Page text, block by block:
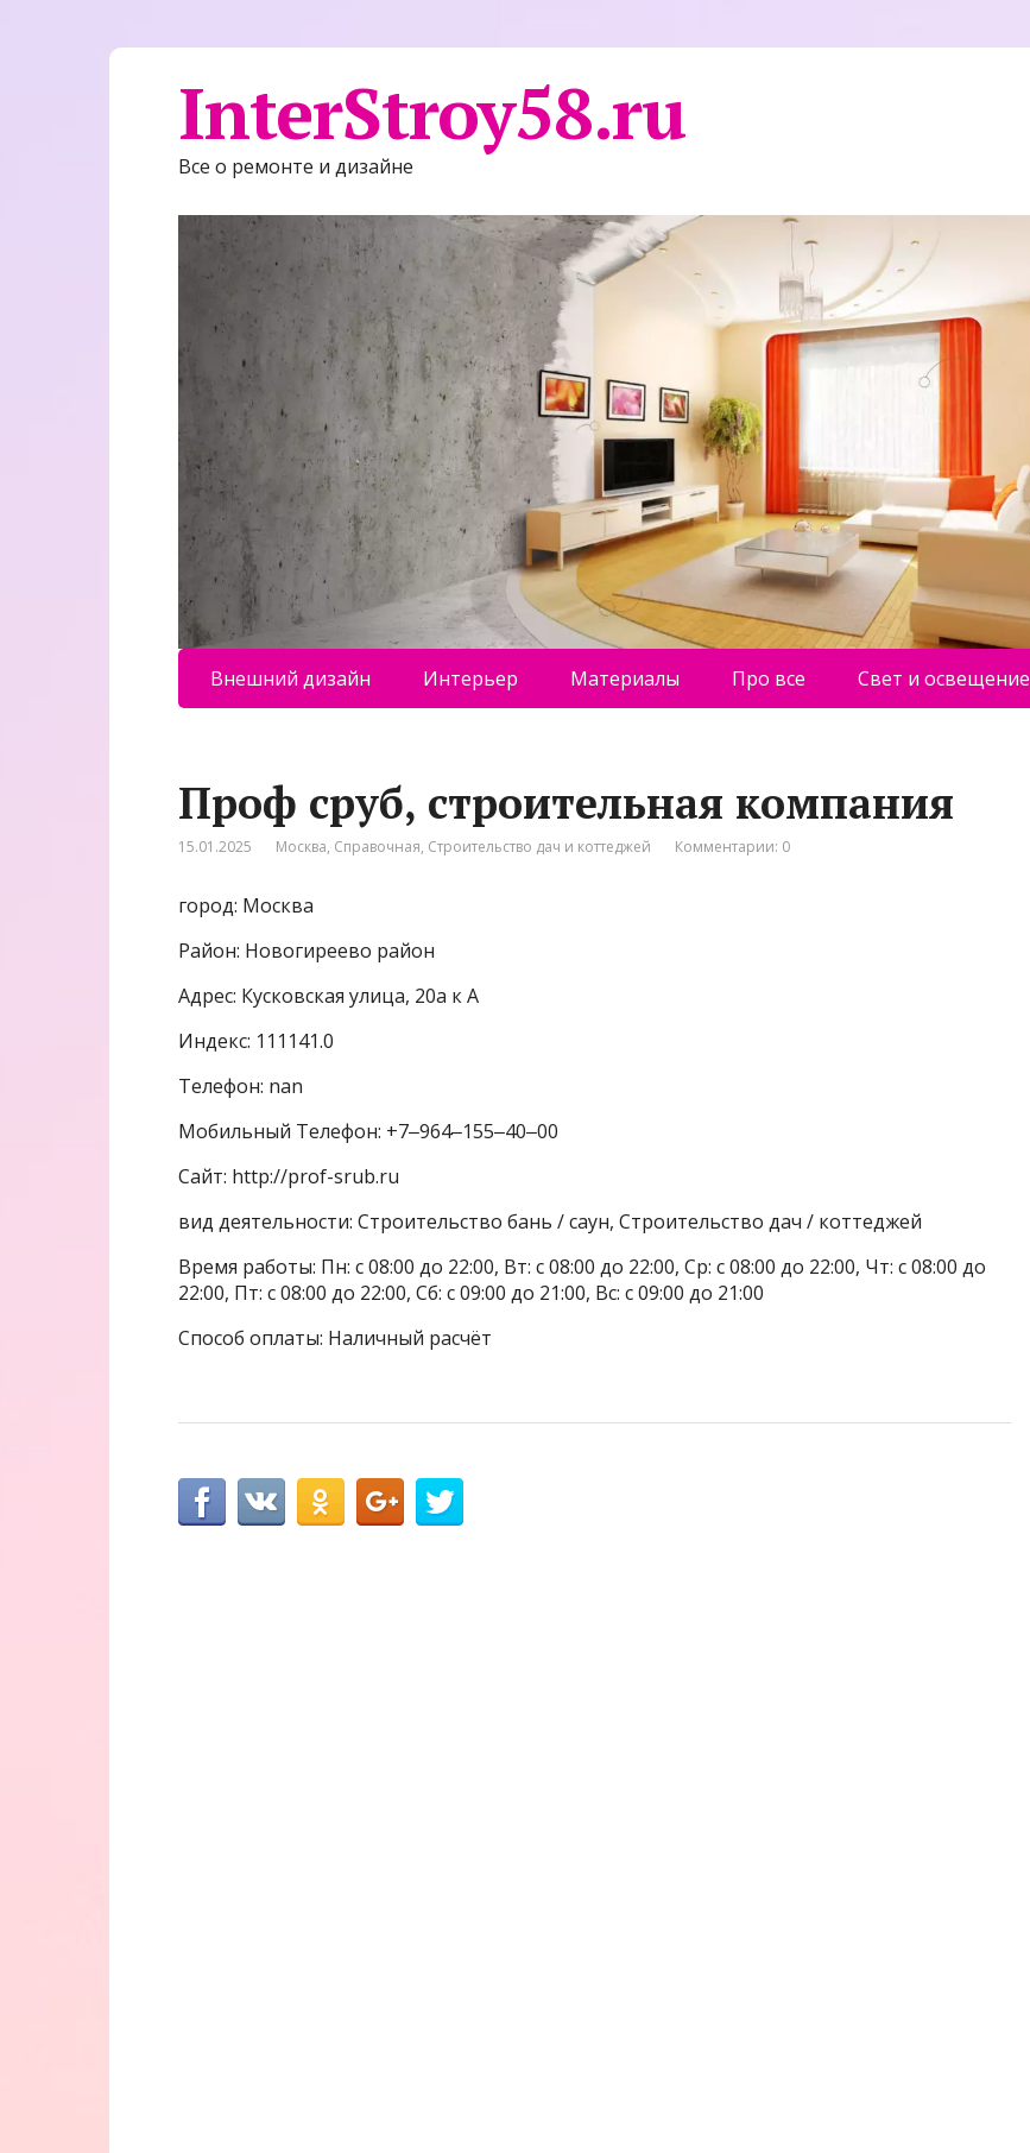
InterStroy58.ru
Все о ремонте и дизайне
Внешний дизайн Интерьер Материалы Про все Свет и освещение
Проф cруб, строительная компания
15.01.2025 Москва, Справочная, Строительство дач и коттеджей Комментарии: 0
город: Москва
Район: Новогиреево район
Адрес: Кусковская улица, 20а к А
Индекс: 111141.0
Телефон: nan
Мобильный Телефон: +7‒964‒155‒40‒00
Сайт: http://prof-srub.ru
вид деятельности: Строительство бань / саун, Строительство дач / коттеджей
Время работы: Пн: с 08:00 до 22:00, Вт: с 08:00 до 22:00, Ср: с 08:00 до 22:00, Чт: с 08:00 до
22:00, Пт: с 08:00 до 22:00, Сб: с 09:00 до 21:00, Вс: с 09:00 до 21:00
Способ оплаты: Наличный расчёт